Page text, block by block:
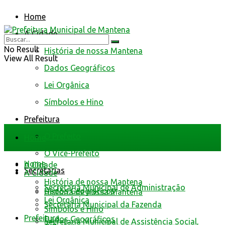
Home
A Cidade
História de nossa Mantena
Dados Geográficos
Lei Orgânica
Símbolos e Hino
Prefeitura
O Vice-Prefeito
Secretarias
Secretaria Municipal de Administração
Secretaria Municipal da Fazenda
Secretaria Municipal de Assistência Social,
No Result
View All Result
Home
A Cidade
História de nossa Mantena
Dados Geográficos
Home
A Cidade
História de nossa Mantena
Dados Geográficos
Lei Orgânica
Símbolos e Hino
Prefeitura